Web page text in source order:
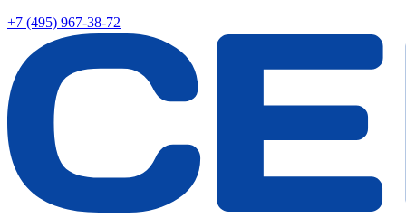
+7 (495) 967-38-72